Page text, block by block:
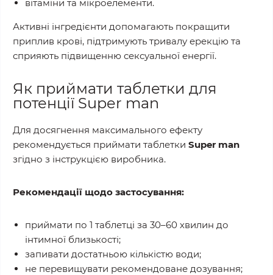
вітаміни та мікроелементи.
Активні інгредієнти допомагають покращити
приплив крові, підтримують тривалу ерекцію та
сприяють підвищенню сексуальної енергії.
Як приймати таблетки для
потенції Super man
Для досягнення максимального ефекту
рекомендується приймати таблетки Super man
згідно з інструкцією виробника.
Рекомендації щодо застосування:
приймати по 1 таблетці за 30–60 хвилин до
інтимної близькості;
запивати достатньою кількістю води;
не перевищувати рекомендоване дозування;